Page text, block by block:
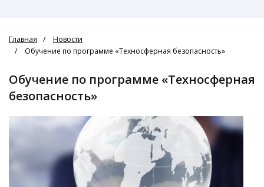
Главная
Новости
Обучение по программе «Техносферная безопасность»
Обучение по программе «Техносферная
безопасность»